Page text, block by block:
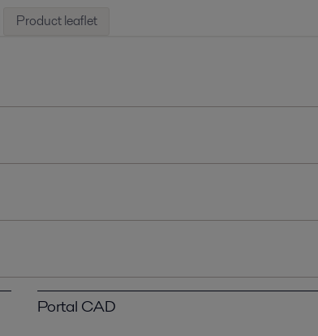
Product leaflet
Portal CAD